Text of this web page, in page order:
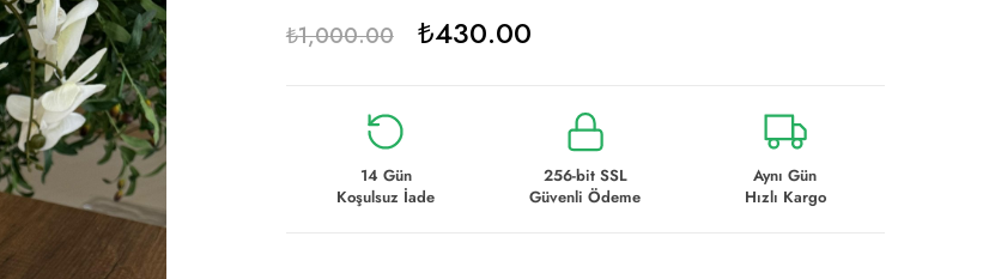
₺1,000.00 ₺430.00
14 Gün
Koşulsuz İade
256-bit SSL
Güvenli Ödeme
Aynı Gün
Hızlı Kargo